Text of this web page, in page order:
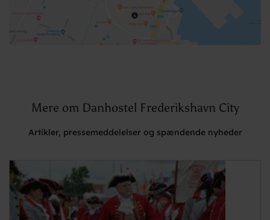
Mere om Danhostel Frederikshavn City
Artikler, pressemeddelelser og spændende nyheder